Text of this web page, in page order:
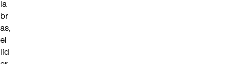
la
br
as,
el
líd